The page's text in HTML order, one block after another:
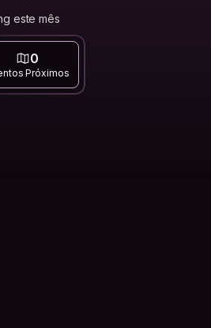
este mês
0
Próximos